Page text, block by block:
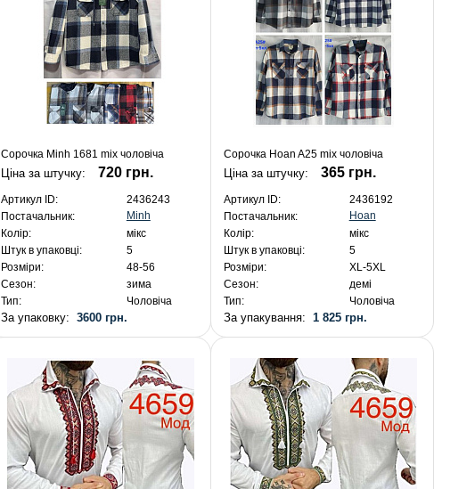
Сорочка Minh 1681 mix чоловіча
Ціна за штучку: 720 грн.
Артикул ID:
2436243
Постачальник:
Minh
Колір:
мікс
Штук в упаковці:
5
Розміри:
48-56
Сезон:
зима
Тип:
Чоловіча
За упаковку: 3600 грн.
Сорочка Hoan A25 mix чоловіча
Ціна за штучку: 365 грн.
Артикул ID:
2436192
Постачальник:
Hoan
Колір:
мікс
Штук в упаковці:
5
Розміри:
XL-5XL
Сезон:
демі
Тип:
Чоловіча
За упакування: 1 825 грн.